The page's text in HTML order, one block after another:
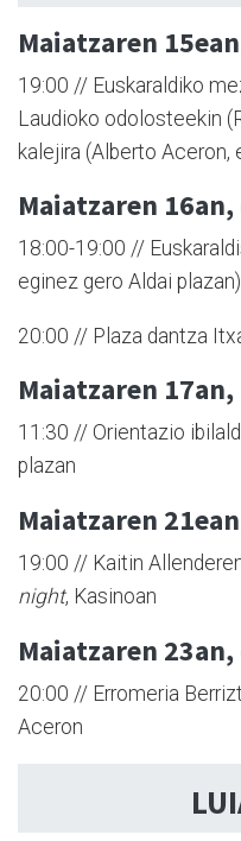
Maiatzaren
19:00 // Euskaraldiko
Laudioko odolosteekin
kalejira (Alberto Aceron,
Maiatzaren
18:00-19:00 //
eginez gero Aldai plazan)
20:00 // Plaza dantza
Maiatzaren
11:30 // Orientazio
plazan
Maiatzaren
19:00 // Kaitin
night, Kasinoan
Maiatzaren
20:00 // Erromeria
Aceron